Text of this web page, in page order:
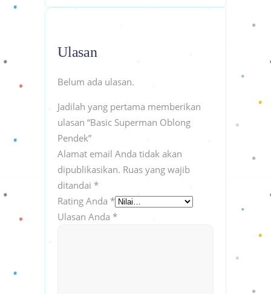
Ulasan
Belum ada ulasan.
Jadilah yang pertama memberikan
ulasan “Basic Superman Oblong
Pendek”
Alamat email Anda tidak akan
dipublikasikan. Ruas yang wajib
ditandai *
Rating Anda *
Ulasan Anda *